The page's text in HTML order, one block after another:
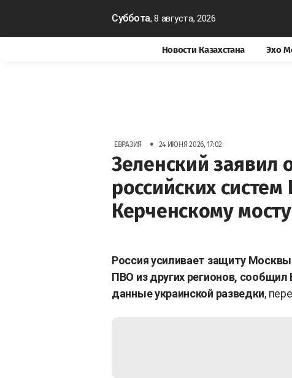
Суббота, 8 августа, 2026
Новости Казахстана Эхо
ЕВРАЗИЯ • 24 ИЮНЯ 2026, 17:02
Зеленский заявил
российских
Керченскому мосту
Россия усиливает защиту
ПВО из других регионов,
данные украинской разведки,